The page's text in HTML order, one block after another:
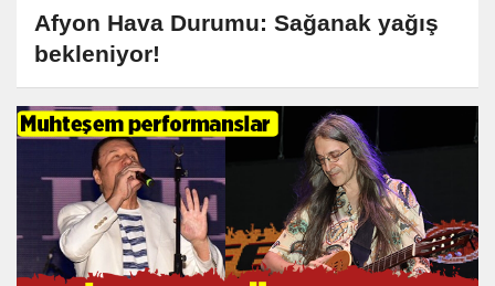
Afyon Hava Durumu: Sağanak yağış
bekleniyor!